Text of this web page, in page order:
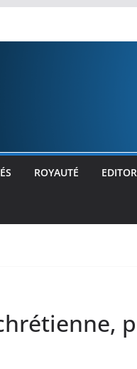
ROYAUTÉ